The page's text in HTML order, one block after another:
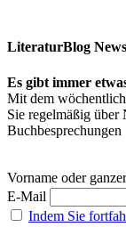
LiteraturBlog
Es gibt immer
Mit dem
Sie regelmäßig über
Buchbesprechungen
Vorname oder
E-Mail
Indem Sie